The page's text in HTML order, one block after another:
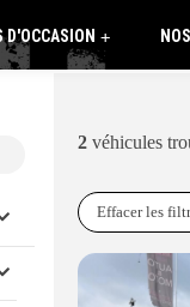
+
D'OCCASION
2 véhicules
Effacer les